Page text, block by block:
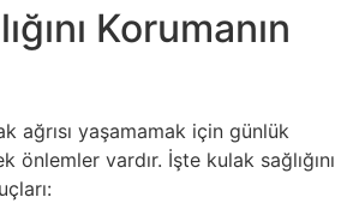
Korumanın
ağrısı yaşamamak için günlük
önlemler vardır. İşte kulak sağlığını